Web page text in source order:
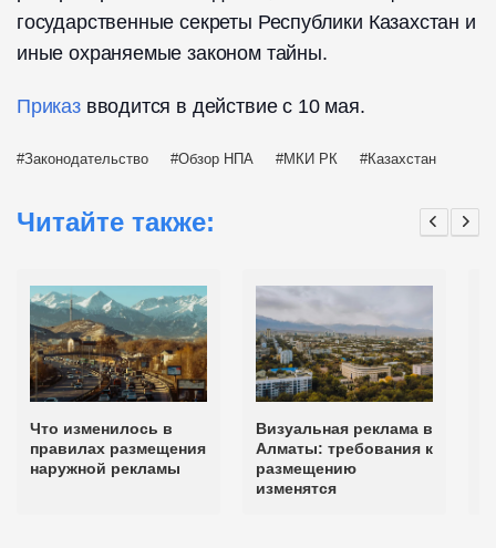
государственные секреты Республики Казахстан и
иные охраняемые законом тайны.
Приказвводится в действие с 10 мая.
Законодательство Обзор НПА МКИ РК Казахстан
Читайте также:
Что изменилось в
правилах размещения
наружной рекламы
Визуальная реклама в
Алматы: требования к
размещению
изменятся